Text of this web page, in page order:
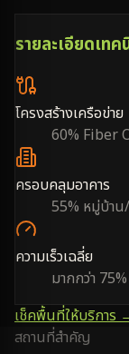
รายละเอียดเทค
โครงสร้างเครือข่าย
60% Fiber
ครอบคลุมอาคาร
55% หมู่บ้า
ความเร็วเฉลี่ย
มากกว่า
เช็คพื้นที่ให้บริการ
สถานที่สำคัญ